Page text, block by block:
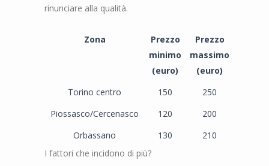
rinunciare alla qualità.
Zona
Prezzo
minimo
(euro)
Prezzo
massimo
(euro)
Torino centro
150
250
Piossasco/Cercenasco
120
200
Orbassano
130
210
I fattori che incidono di più?